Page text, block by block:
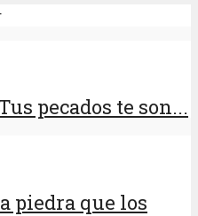
pecados te son...
piedra que los